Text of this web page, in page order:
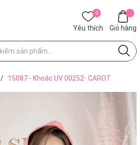
0
Yêu thích Giỏ hàng
/ 15087 - Khoác UV 00252- CAROT